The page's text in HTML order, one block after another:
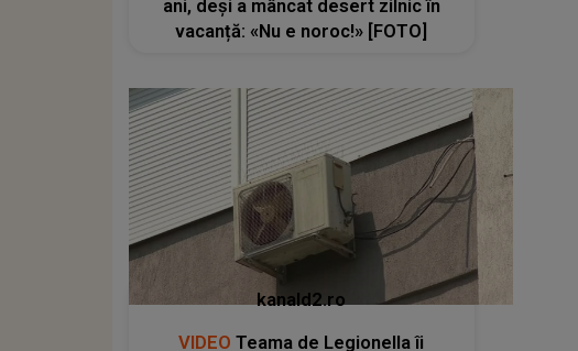
ani, deși a mâncat desert zilnic în
vacanță: «Nu e noroc!» [FOTO]
kanald2.ro
VIDEO Teama de Legionella îi